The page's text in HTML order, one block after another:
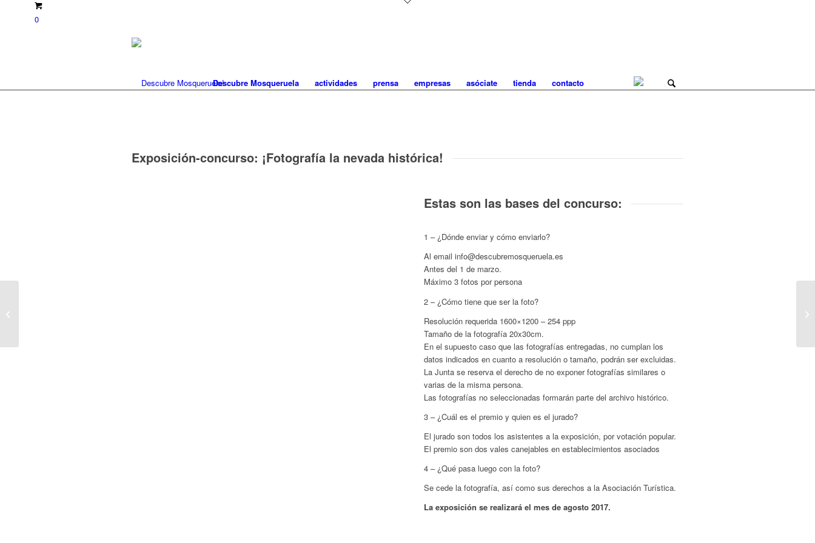
0
Descubre Mosqueruela actividades prensa empresas asóciate tienda contacto
Exposición-concurso: ¡Fotografía la nevada histórica!
Estas son las bases del concurso:
1 – ¿Dónde enviar y cómo enviarlo?
Al email info@descubremosqueruela.es
Antes del 1 de marzo.
Máximo 3 fotos por persona
2 – ¿Cómo tiene que ser la foto?
Resolución requerida 1600×1200 – 254 ppp
Tamaño de la fotografía 20x30cm.
En el supuesto caso que las fotografías entregadas, no cumplan los
datos indicados en cuanto a resolución o tamaño, podrán ser excluidas.
La Junta se reserva el derecho de no exponer fotografías similares o
varias de la misma persona.
Las fotografías no seleccionadas formarán parte del archivo histórico.
3 – ¿Cuál es el premio y quien es el jurado?
El jurado son todos los asistentes a la exposición, por votación popular.
El premio son dos vales canejables en establecimientos asociados
4 – ¿Qué pasa luego con la foto?
Se cede la fotografía, así como sus derechos a la Asociación Turística.
La exposición se realizará el mes de agosto 2017.